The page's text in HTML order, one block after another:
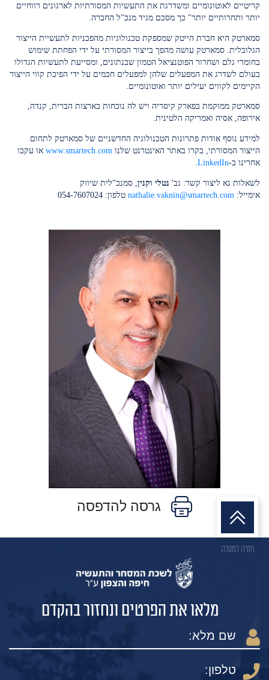
קריטיים לאוטונומיים ומשדרגת את התעשיות המסורתיות לארגונים רווחיים
יותר ותחרותיים יותר" כך מסכם מגיד מנכ"ל החברה.
סמארטק היא חברת הייטק שמספקת טכנולוגיות מהפכניות לתעשיית הייצור
הגלובלית. סמארטק עושה מהפך בייצור המסורתי על ידי הפחתת שימוש
בחומרי גלם ושחרור הפוטנציאל הטמון שבנתונים, ומסייעת לתעשיות הגדולו
בעולם לשדרג את המפעלים שלהן למפעלים חכמים על ידי הפיכת קווי הייצור
הקיימים לקווים יעילים יותר ואוטונומיים.
סמארטק ממוקמת בפארק קיסריה ויש לה נוכחות בארצות הברית, קנדה,
אירופה, אסיה ואמריקה הלטינית.
למידע נוסף אודות פתרונות הטכנולוגיה החדשניים של סמארטק לתחום
הייצור המסורתי, בקרו באתר האינטרנט שלנו www.smartech.com או עקבו
אחרינו ב-LinkedIn
לשאלות נא ליצור קשר: גב' נטלי וקנין , סמנכ"לית שיווק
אימייל: nathalie.vaknin@smartech.com טלפון: 054-7607024
גרסה להדפסה
חזרה למעלה
מלאו את הפרטים ונחזור בהקדם